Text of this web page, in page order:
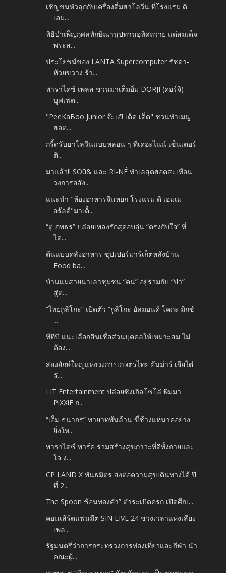
เชิญขนหัวลุกกับเครื่องดื่มฮาโลวีน ที่โรงแรม ดิ
เอม...
พิธีบำเพ็ญกุศลทักษิณานุปทานอุทิศถวาย แด่สมเด็จ
พระส...
ประโยชน์ของ LANTA Supercomputer รัชดา-
ห้วยขวาง ร้า...
พาราไดซ์ เพลส ชวนมาเต็มอิ่ม DORJI (ดอร์จิ)
บุฟเฟ่ต...
"PeeKaBoo Junior จ๊ะเอ๋! เด็ด เด็ด" ชวนทำเมนู…
ฮอต...
กรี้ดรับฮาโลวีนแบบหลอน ๆ ที่เดอะไนน์ เซ็นเตอร์
ติ...
มาแล้ว!! SOū& และ RI-NÉ ทำเลสุดฮอตสะเทือน
วงการอสัง...
แนะนำ "ห้องอาหารจีนหยก โรงแรม ดิ เอมเม
อรัลด์"มาเต็...
“ตู่ ภพธร” ปล่อยเพลงรักสุดอบอุ่น “ตรงกับใจ” ที่
ได...
ต้นแบบคลังอาหาร ซุปเปอร์มาร์เก็ตหลังบ้าน
Food ba...
บ้านแม่สายนาเลาชุมชน “คน” อยู่ร่วมกับ “ป่า”
สู่ต...
“ไทยกูลิโกะ” เปิดตัว “กูลิโกะ อัลมอนด์ โคกะ มิกซ์
...
ทีทีบี แนะเลือกสินเชื่อส่วนบุคคลให้เหมาะสม ไม่
ต้อง...
สองยักษ์ใหญ่แห่งวงการเกษตรไทย ยันม่าร์ เจียไต๋
จั...
LIT Entertainment ปล่อยซิงเกิลโซโล่ พิมมา
PiXXiE ก...
“เอ็ม ธนากร” ทายาทพันล้าน ขี่ช้างแห่นาคอย่าง
ยิ่งให...
พาราไดซ์ พาร์ค ร่วมสร้างสุขภาวะที่ดีทั้งกายและ
ใจ ง...
CP LAND X พันธมิตร ส่งต่อความสุขเดินทางได้ ปี
ที่ 2...
The Spoon ช้อนทองคำ” ตำระเบิดครก เปิดศึกเ...
คอนเสิร์ตแฟนมีต SIN LIVE 24 ช่วงเวลาแห่งเสียง
เพล...
รัฐมนตรีว่าการกระทรวงการท่องเที่ยวและกีฬา นำ
คณะผู้...